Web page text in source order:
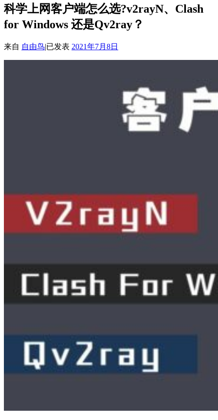
科学上网客户端怎么选?v2rayN、Clash
for Windows 还是Qv2ray？
来自 自由鸟|已发表 2021年7月8日